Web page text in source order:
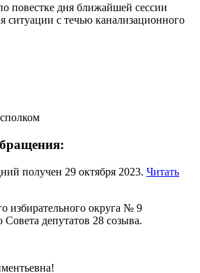
повестке дня ближайшей сессии
ситуации с течью канализационного
получен 29 октября 2023. Читать
избирательного округа № 9
депутатов 28 созыва.